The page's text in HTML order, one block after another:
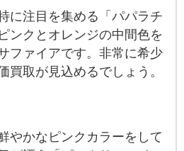
に注目を集める「パパラチ
ンクとオレンジの中間色を
ファイアです。非常に希少
買取が見込めるでしょう。
やかなピンクカラーをして